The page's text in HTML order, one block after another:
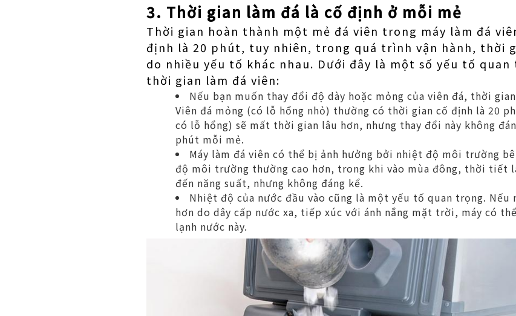
3. Thời gian làm đá là cố định ở mỗi mẻ
Thời gian hoàn thành một mẻ đá viên trong máy làm đá
định là 20 phút, tuy nhiên, trong quá trình vận hành, thời
do nhiều yếu tố khác nhau. Dưới đây là một số yếu tố
thời gian làm đá viên:
Nếu bạn muốn thay đổi độ dày hoặc mỏng của viên đá, thời
Viên đá mỏng (có lỗ hổng nhỏ) thường có thời gian cố định là 20
có lỗ hổng) sẽ mất thời gian lâu hơn, nhưng thay đổi này không
phút mỗi mẻ.
Máy làm đá viên có thể bị ảnh hưởng bởi nhiệt độ môi trường
độ môi trường thường cao hơn, trong khi vào mùa đông, thời tiết
đến năng suất, nhưng không đáng kể.
Nhiệt độ của nước đầu vào cũng là một yếu tố quan trọng. Nếu
hơn do dây cấp nước xa, tiếp xúc với ánh nắng mặt trời, máy có
lạnh nước này.